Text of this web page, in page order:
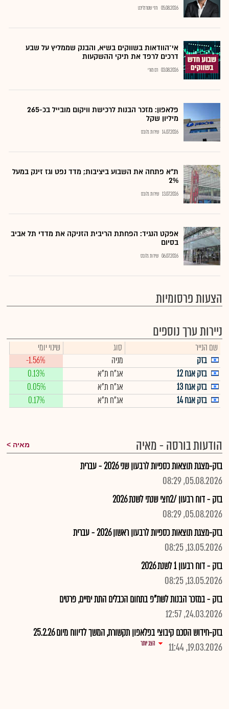
05.08.2026 חזי שטרנליכט
אי־הוודאות בשווקים בשיא, והבנק שממליץ על שבע
דרכים לרפד את תיקי ההשקעות
03.08.2026 רם מורי
פלאפון: מזכר הבנות לרכישת וויקום מובייל בכ-265
מיליון שקל
14.07.2026 שירות גלובס
ת"א פתחה את השבוע ביציבות; מדד נפט וגז זינק במעל
2%
13.07.2026 שירות גלובס
אפקט הנגיד: הפחתת הריבית הזניקה את מדדי תל אביב
בסיום
06.07.2026 שירות גלובס
הצעות פרסומיות
ניירות ערך נוספים
שם הנייר סוג
שינוי יומי
בזק
מניה
-1.56%
בזק אגח 12
אג"ח ת"א
0.13%
בזק אגח 13
אג"ח ת"א
0.05%
בזק אגח 14
אג"ח ת"א 0.17%
הודעות בורסה - מאיה מאיה
בזק-מצגת תוצאות כספיות לרבעון שני 2026 - עברית
05.08.2026, 08:29
בזק - דוח רבעון /2חצי שנתי לשנת 2026
05.08.2026, 08:29
בזק-מצגת תוצאות כספיות לרבעון ראשון 2026 - עברית
13.05.2026, 08:25
בזק - דוח רבעון 1 לשנת 2026
13.05.2026, 08:25
בזק - במזכר הבנות לשת"פ בתחום הכבלים התת ימיים, פרטים
24.03.2026, 12:57
בזק-חידוש הסכם קיבוצי בפלאפון תקשורת, המשך לדיווח מיום 25.2.26
19.03.2026, 11:44
הצג יותר